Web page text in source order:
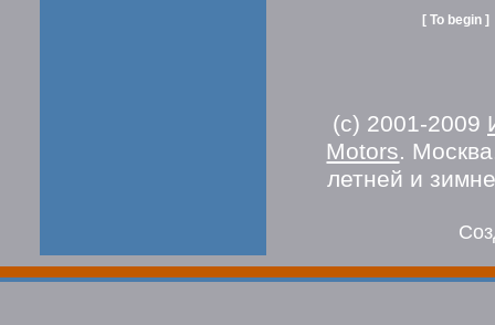
[ To begin ]
(c) 2001-2009
Motors.
летней и